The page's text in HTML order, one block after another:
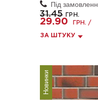
Під
31.45 ГРН.
29.90 ГРН. /
ЗА ШТУКУ
Новинки